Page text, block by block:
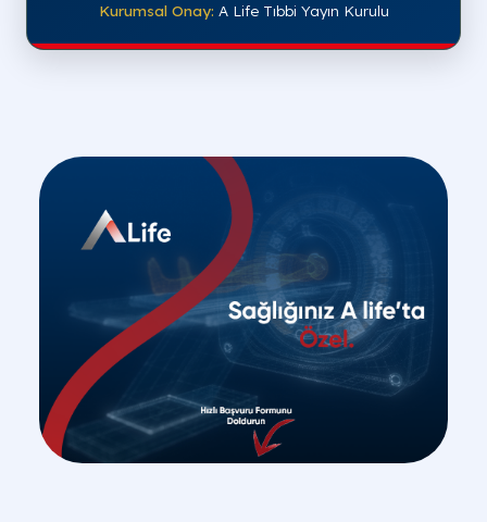
Kurumsal Onay: A Life Tıbbi Yayın Kurulu